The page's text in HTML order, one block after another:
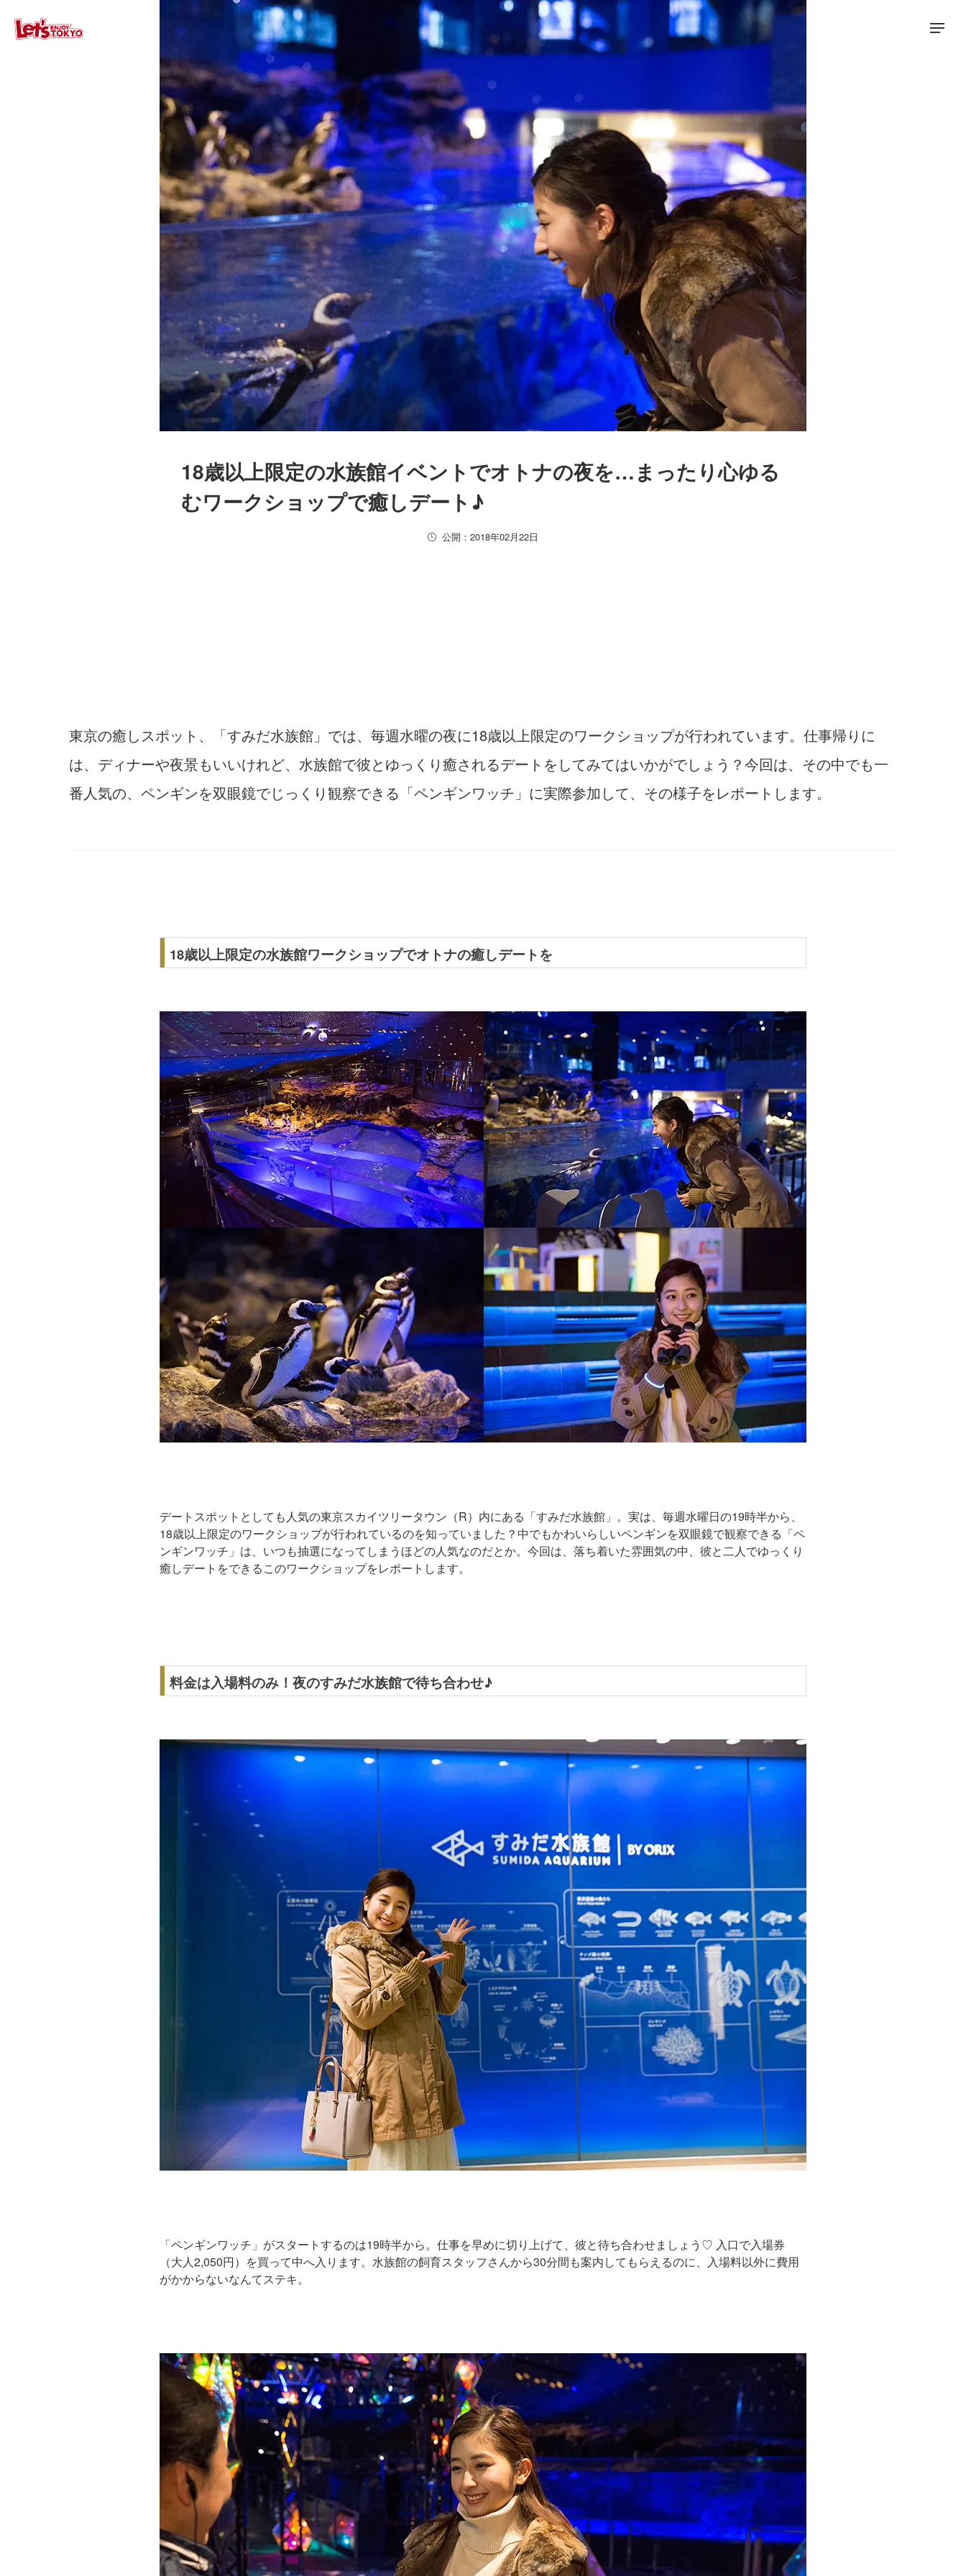
18歳以上限定の水族館イベントでオトナの夜を…まったり心ゆる
むワークショップで癒しデート♪
公開：2018年02月22日
東京の癒しスポット、「すみだ水族館」では、毎週水曜の夜に18歳以上限定のワークショップが行われています。仕事帰りに
は、ディナーや夜景もいいけれど、水族館で彼とゆっくり癒されるデートをしてみてはいかがでしょう？今回は、その中でも一
番人気の、ペンギンを双眼鏡でじっくり観察できる「ペンギンワッチ」に実際参加して、その様子をレポートします。
18歳以上限定の水族館ワークショップでオトナの癒しデートを
デートスポットとしても人気の東京スカイツリータウン（R）内にある「すみだ水族館」。実は、毎週水曜日の19時半から、
18歳以上限定のワークショップが行われているのを知っていました？中でもかわいらしいペンギンを双眼鏡で観察できる「ペ
ンギンワッチ」は、いつも抽選になってしまうほどの人気なのだとか。今回は、落ち着いた雰囲気の中、彼と二人でゆっくり
癒しデートをできるこのワークショップをレポートします。
料金は入場料のみ！夜のすみだ水族館で待ち合わせ♪
「ペンギンワッチ」がスタートするのは19時半から。仕事を早めに切り上げて、彼と待ち合わせましょう♡ 入口で入場券
（大人2,050円）を買って中へ入ります。水族館の飼育スタッフさんから30分間も案内してもらえるのに、入場料以外に費用
がかからないなんてステキ。